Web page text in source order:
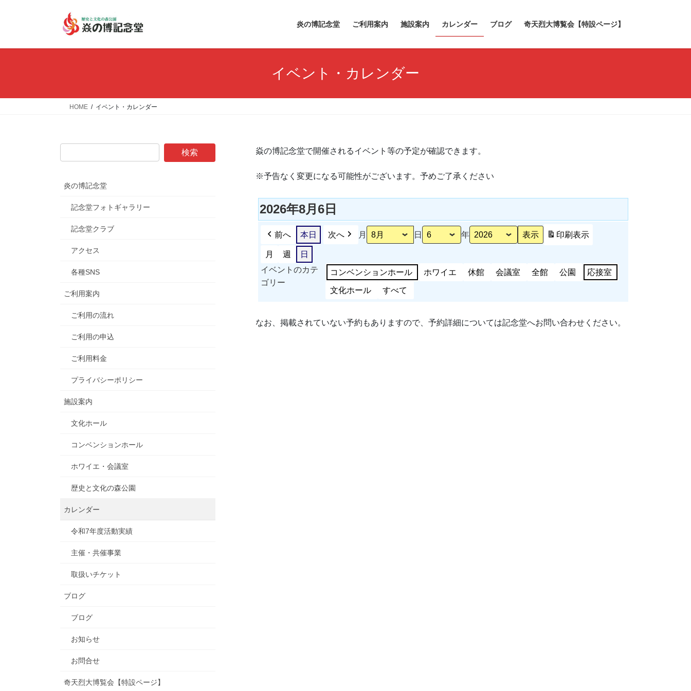
炎の博記念堂 ご利用案内 施設案内 カレンダー ブログ 奇天烈大博覧会【特設ページ】
イベント・カレンダー
HOME イベント・カレンダー
焱の博記念堂で開催されるイベント等の予定が確認できます。
※予告なく変更になる可能性がございます。予めご了承ください
2026年8月6日
前へ 本日 次へ 月 日 年 印刷表示
月 週
日
イベントのカテ
ゴリー
コンベンションホール ホワイエ 休館 会議室 全館 公園 応接室
文化ホール すべて
なお、掲載されていない予約もありますので、予約詳細については記念堂へお問い合わせください。
炎の博記念堂
記念堂フォトギャラリー
記念堂クラブ
アクセス
各種SNS
ご利用案内
ご利用の流れ
ご利用の申込
ご利用料金
プライバシーポリシー
施設案内
文化ホール
コンベンションホール
ホワイエ・会議室
歴史と文化の森公園
カレンダー
令和7年度活動実績
主催・共催事業
取扱いチケット
ブログ
ブログ
お知らせ
お問合せ
奇天烈大博覧会【特設ページ】